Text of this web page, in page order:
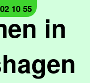
in
10 55